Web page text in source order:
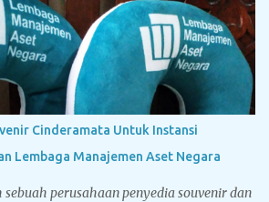
Doktor. Tegarcrafts sebagai
souvenir untuk instansi
dan perbankan juga menyediakan
untuk sidang doktor yang bisa
dan kebutuhan Anda. Sport vacuum
steel dinding ganda yang memiliki
steel BPA free hadir dengan lima
putih, biru, silver dan gold...
Cinderamata Untuk Instansi
Lembaga Manajemen Aset Negara
perusahaan penyedia souvenir dan